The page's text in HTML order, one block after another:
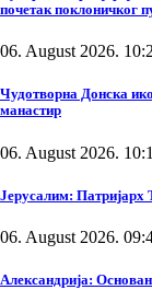
почетак поклоничког
06. August 2026.
Чудотворна Донска
манастир
06. August 2026.
Јерусалим: Патријарх
06. August 2026.
Александрија: